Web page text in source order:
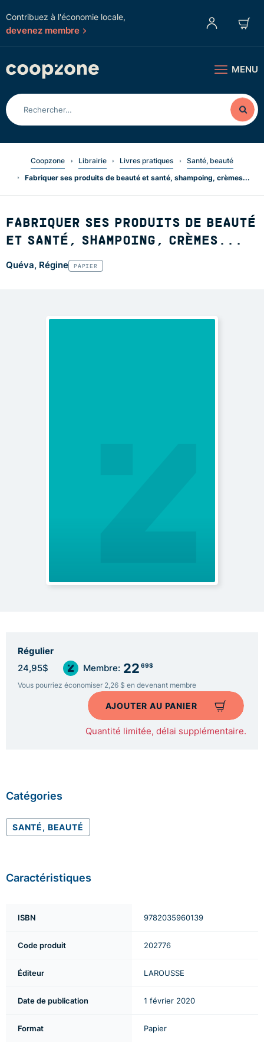
Contribuez à l'économie locale,
devenez membre
MENU
Coopzone Librairie Livres pratiques
Santé, beauté
Fabriquer ses produits de beauté et santé, shampoing, crèmes...
FABRIQUER SES PRODUITS DE BEAUTÉ
ET SANTÉ, SHAMPOING, CRÈMES...
Quéva, Régine PAPIER
Régulier
24,95$ Membre: 22 69$
Vous pourriez économiser 2,26 $ en devenant membre
AJOUTER AU PANIER
Quantité limitée, délai supplémentaire.
Catégories
SANTÉ, BEAUTÉ
Caractéristiques
ISBN 9782035960139
Code produit 202776
Éditeur LAROUSSE
Date de publication 1 février 2020
Format Papier